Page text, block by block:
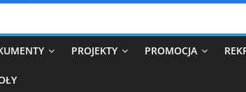
PROJEKTY PROMOCJA